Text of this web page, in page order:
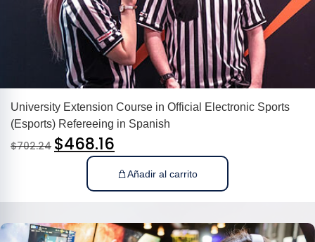
University Extension Course in Official Electronic Sports
(Esports) Refereeing in Spanish
$702.24 $468.16
Añadir al carrito